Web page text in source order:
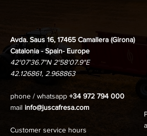
Avda. Saus 16, 17465 Camallera (Girona)
Catalonia - Spain- Europe
42°07'36.7"N 2°58'07.9"E
42.126861, 2.968863
phone / whatsapp+34 972 794 000
mail info@juscafresa.com
Customer service hours